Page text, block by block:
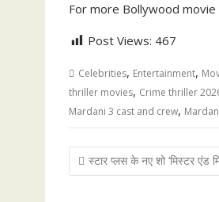
For more Bollywood
Post Views: 467
Celebrities, Entertainment,
thriller movies, Crime thriller
Mardani 3 cast and crew,
Post
navigation
स्टार प्लस के नए शो ‘मिस्टर एंड